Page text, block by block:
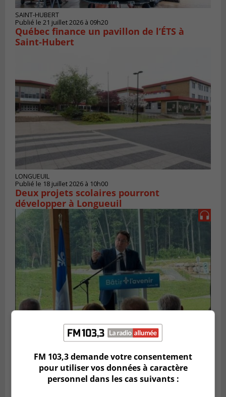
SAINT-HUBERT
Publié le 21 juillet 2026 à 09h20
Québec finance un pavillon de l’ÉTS à
Saint‑Hubert
LONGUEUIL
Publié le 18 juillet 2026 à 10h00
Deux projets scolaires pourront
développer à Longueuil
L’ÉNA de Saint-Hubert pourrait vivre une
forte croissance
FM 103,3 demande votre consentement
pour utiliser vos données à caractère
personnel dans les cas suivants :